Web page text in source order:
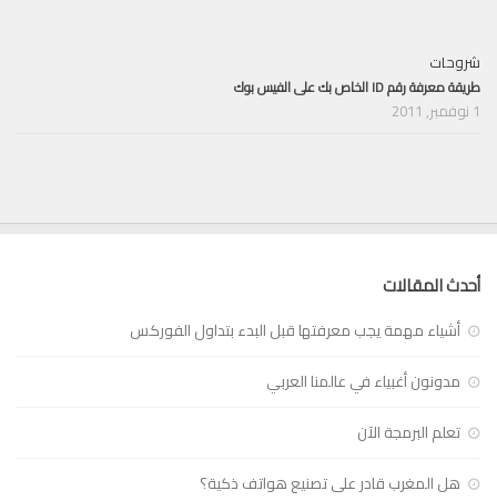
شروحات
طريقة معرفة رقم ID الخاص بك على الفيس بوك
أحدث المقالات
أشياء مهمة يجب معرفتها قبل البدء بتداول الفوركس
مدونون أغبياء في عالمنا العربي
تعلم البرمجة الآن
هل المغرب قادر على تصنيع هواتف ذكية؟